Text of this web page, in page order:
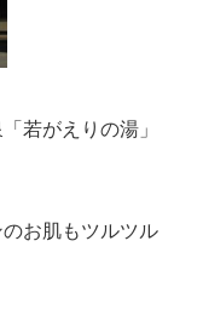
若がえりの湯」
お肌もツルツル